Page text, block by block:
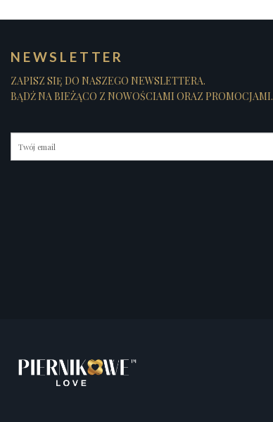
NEWSLETTER
ZAPISZ SIĘ DO NASZEGO NEWSLETTERA.
BĄDŹ NA BIEŻĄCO Z NOWOŚCIAMI ORAZ PROMOCJAMI.